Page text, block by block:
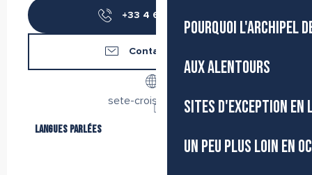
POURQUOI L'ARCHIPEL
AUX ALENTOURS
SITES D'EXCEPTION EN
UN PEU PLUS LOIN EN
+33 4 67 46 00
Contactez-nous
sete-croisieres.com
Langues parlées
Langues parlées